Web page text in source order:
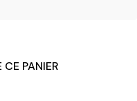
CE PANIER